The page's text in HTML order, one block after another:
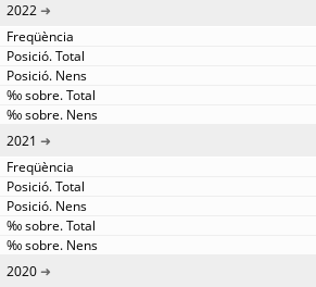
2022
2021
2020